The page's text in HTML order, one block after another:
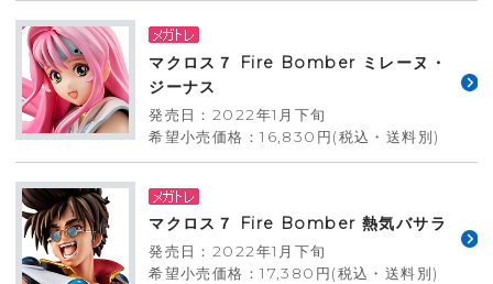
マクロス７ Fire Bomber ミレーヌ・
ジーナス
発売日：2022年1月下旬
希望小売価格：16,830円(税込・送料別)
マクロス７ Fire Bomber 熱気バサラ
発売日：2022年1月下旬
希望小売価格：17,380円(税込・送料別)